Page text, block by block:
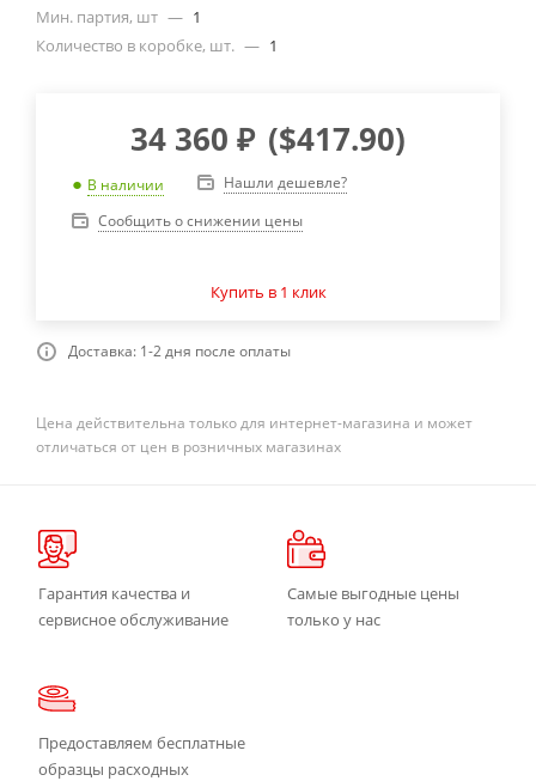
Мин. партия, шт — 1
Количество в коробке, шт. — 1
34 360 ₽ ($417.90)
В наличии
Нашли дешевле?
Сообщить о снижении цены
Купить в 1 клик
Доставка: 1-2 дня после оплаты
Цена действительна только для интернет-магазина и может
отличаться от цен в розничных магазинах
Гарантия качества и
сервисное обслуживание
Самые выгодные цены
только у нас
Предоставляем бесплатные
образцы расходных